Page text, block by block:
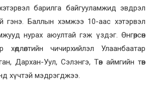
барилга байгууламжид эвдрэл
гэнэ. Баллын хэмжээ 10-аас хэтэрвэл
нурах аюултай гэж үздэг. Өнгөрсөн
хөдлөлтийн чичирхийлэл Улаанбаатар
Дархан-Уул, Сэлэнгэ, Төв аймгийн төв
хүчтэй мэдрэгджээ.